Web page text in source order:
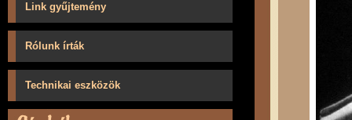
Link gyűjtemény
Rólunk írták
Technikai eszközök